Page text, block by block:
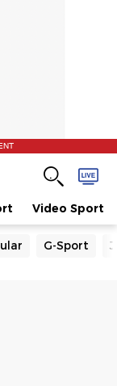
Video Sport
G-Sport